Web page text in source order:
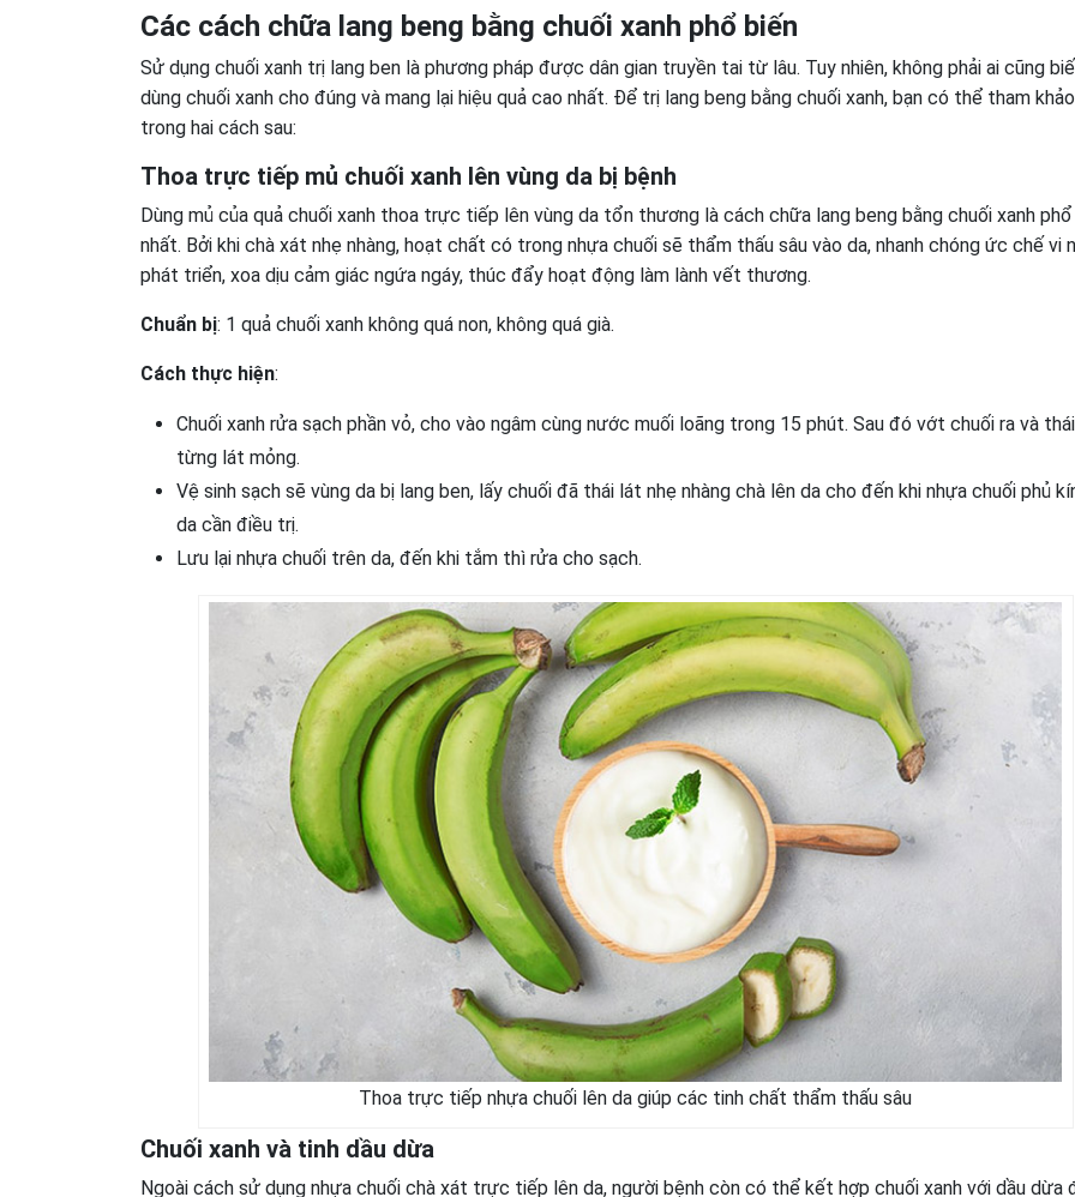
Các cách chữa lang beng bằng chuối xanh phổ biến
Sử dụng chuối xanh trị lang ben là phương pháp được dân gian truyền tai từ lâu. Tuy nhiên, không phải ai cũng
dùng chuối xanh cho đúng và mang lại hiệu quả cao nhất. Để trị lang beng bằng chuối xanh, bạn có thể tham
trong hai cách sau:
Thoa trực tiếp mủ chuối xanh lên vùng da bị bệnh
Dùng mủ của quả chuối xanh thoa trực tiếp lên vùng da tổn thương là cách chữa lang beng bằng chuối xanh
nhất. Bởi khi chà xát nhẹ nhàng, hoạt chất có trong nhựa chuối sẽ thẩm thấu sâu vào da, nhanh chóng ức chế vi
phát triển, xoa dịu cảm giác ngứa ngáy, thúc đẩy hoạt động làm lành vết thương.
Chuẩn bị: 1 quả chuối xanh không quá non, không quá già.
Cách thực hiện:
Chuối xanh rửa sạch phần vỏ, cho vào ngâm cùng nước muối loãng trong 15 phút. Sau đó vớt chuối ra và
từng lát mỏng.
Vệ sinh sạch sẽ vùng da bị lang ben, lấy chuối đã thái lát nhẹ nhàng chà lên da cho đến khi nhựa chuối phủ
da cần điều trị.
Lưu lại nhựa chuối trên da, đến khi tắm thì rửa cho sạch.
Thoa trực tiếp nhựa chuối lên da giúp các tinh chất thẩm thấu sâu
Chuối xanh và tinh dầu dừa
Ngoài cách sử dụng nhựa chuối chà xát trực tiếp lên da, người bệnh còn có thể kết hợp chuối xanh với dầu dừa